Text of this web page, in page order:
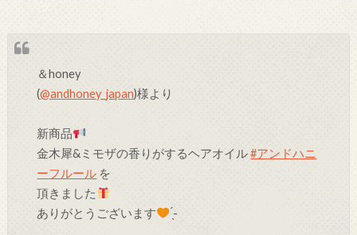
＆honey
(@andhoney_japan)様より
新商品
金木犀&ミモザの香りがするヘアオイル#アンドハニ
ーフルール を
頂きました
ありがとうございます
̖́-